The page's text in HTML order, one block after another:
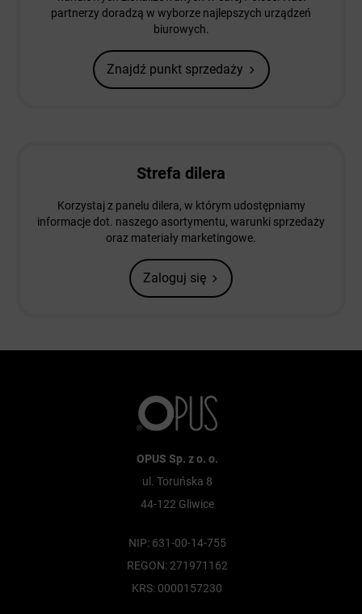
partnerzy doradzą w wyborze najlepszych urządzeń
biurowych.
Znajdź punkt sprzedaży
Strefa dilera
Korzystaj z panelu dilera, w którym udostępniamy
informacje dot. naszego asortymentu, warunki sprzedaży
oraz materiały marketingowe.
Zaloguj się
OPUS Sp. z o. o.
ul. Toruńska 8
44-122 Gliwice
NIP: 631-00-14-755
REGON: 271971162
KRS: 0000157230